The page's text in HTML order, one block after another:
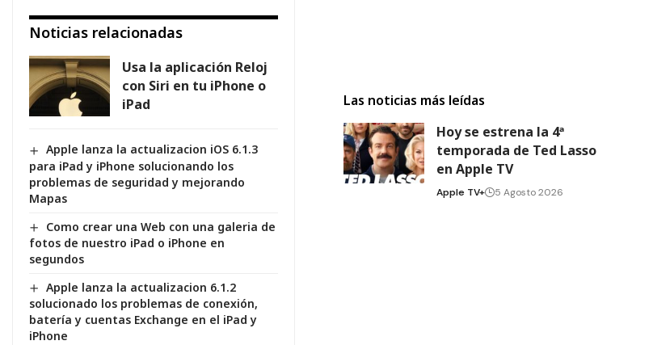
Noticias relacionadas
Usa la aplicación Reloj
con Siri en tu iPhone o
iPad
Apple lanza la actualizacion iOS 6.1.3
para iPad y iPhone solucionando los
problemas de seguridad y mejorando
Mapas
Como crear una Web con una galeria de
fotos de nuestro iPad o iPhone en
segundos
Apple lanza la actualizacion 6.1.2
solucionado los problemas de conexión,
batería y cuentas Exchange en el iPad y
iPhone
Las noticias más leídas
Hoy se estrena la 4ª
temporada de Ted Lasso
en Apple TV
Apple TV+ 5 Agosto 2026